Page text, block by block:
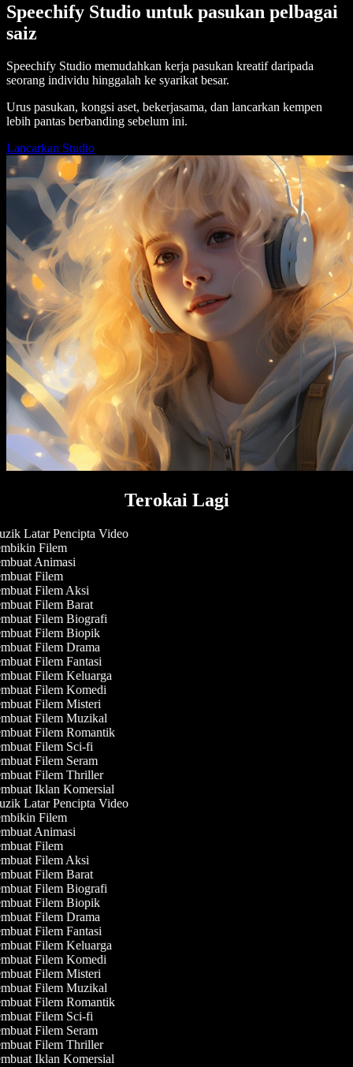
Speechify Studio untuk pasukan pelbagai
saiz
Speechify Studio memudahkan kerja pasukan kreatif daripada
seorang individu hinggalah ke syarikat besar.
Urus pasukan, kongsi aset, bekerjasama, dan lancarkan kempen
lebih pantas berbanding sebelum ini.
Lancarkan Studio
Terokai Lagi
Latar Pencipta Video
Filem
Animasi
Filem
Filem Aksi
Filem Barat
Filem Biografi
Filem Biopik
Filem Drama
Filem Fantasi
Filem Keluarga
Filem Komedi
Filem Misteri
Filem Muzikal
Filem Romantik
Filem Sci-fi
Filem Seram
Filem Thriller
Iklan Komersial
Latar Pencipta Video
Filem
Animasi
Filem
Filem Aksi
Filem Barat
Filem Biografi
Filem Biopik
Filem Drama
Filem Fantasi
Filem Keluarga
Filem Komedi
Filem Misteri
Filem Muzikal
Filem Romantik
Filem Sci-fi
Filem Seram
Filem Thriller
Iklan Komersial